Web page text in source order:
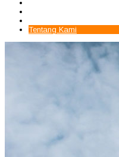
Tentang Kami